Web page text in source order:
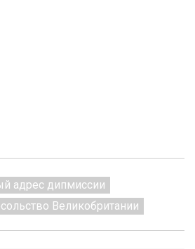
адрес дипмиссии
Великобритании